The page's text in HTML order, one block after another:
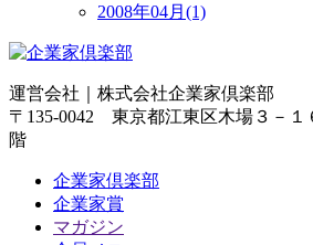
2008年04月(1)
運営会社｜ 株式会社企業家倶楽部
〒135-0042 東京都江東区木場３－１
階
企業家倶楽部
企業家賞
マガジン